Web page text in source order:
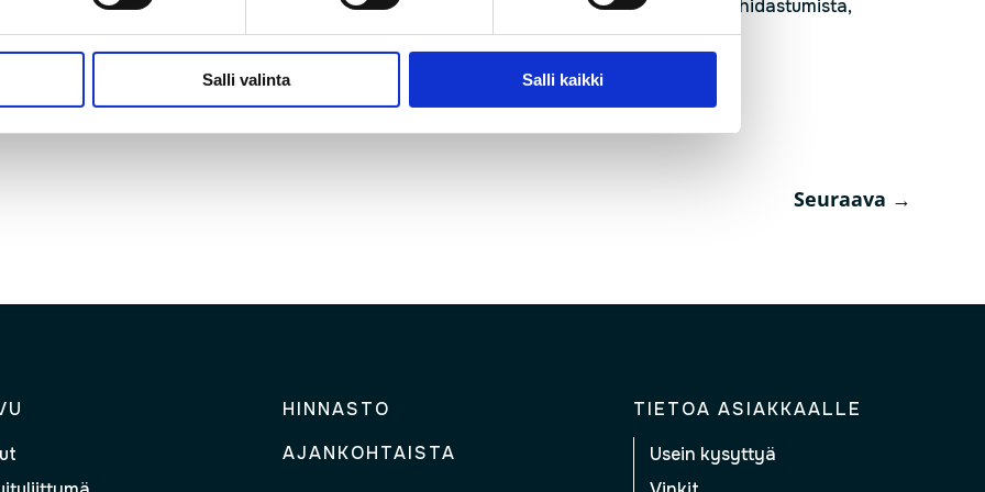
Salli valinta Salli kaikki
on kotona pienimpiäkään ongelmia valokuituliittymän toiminnassa, kuten yhteyden hidastumista,
tai muuta epävakauksia, on varmasti aika harkita uuden päätelaitteen hankkimista.
Seuraava →
HINNASTO
AJANKOHTAISTA
TIETOA ASIAKKAALLE
Usein kysyttyä